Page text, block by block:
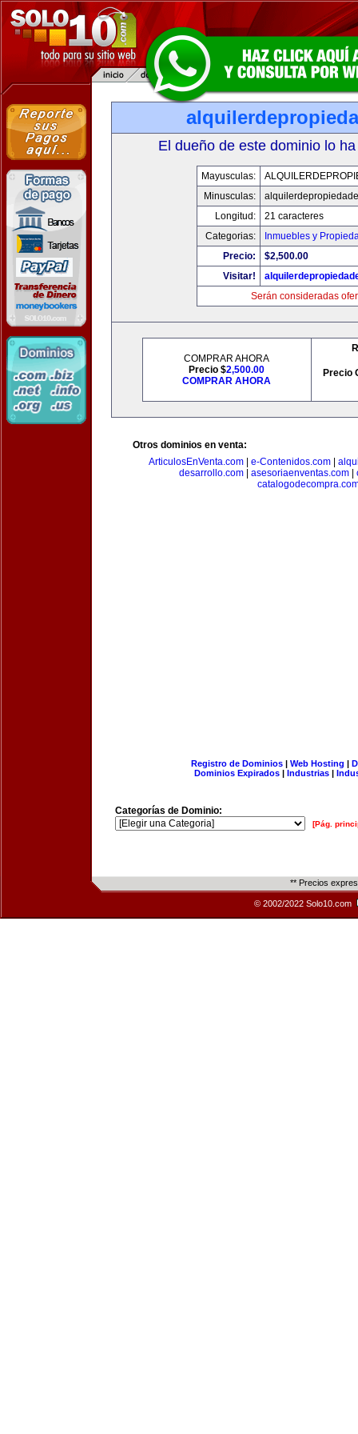
El dueño de este dominio lo
Mayusculas:
Minusculas:
Longitud:
21 caracteres
Categorias:
Inmuebles y
Precio:
$2,500.00
Visitar!
Serán consideradas
COMPRAR AHORA
Precio $2,500.00
COMPRAR AHORA
Precio
Otros dominios en venta:
ArticulosEnVenta.com| e-Contenidos.com|
desarrollo.com| asesoriaenventas.com|
Registro de Dominios| Web Hosting |
Dominios Expirados | Industrias |
Categorías de Dominio:
[Pág.
** Precios
© 2002/2022 Solo10.com